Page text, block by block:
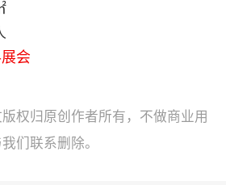
会
权归原创作者所有，不做商业用
们联系删除。